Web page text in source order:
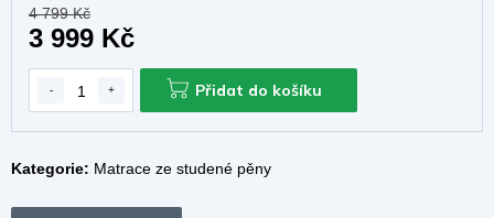
Kategorie: Matrace ze studené pěny
4 799 Kč
3 999 Kč
Přidat do košíku